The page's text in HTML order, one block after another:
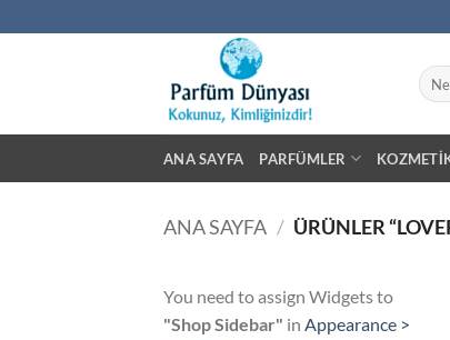
atla
Ara:
ANA SAYFA PARFÜMLER
ANA SAYFA / ÜRÜNLER
You need to assign Widgets to
"Shop Sidebar" in Appearance >